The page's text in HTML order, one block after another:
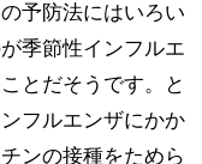
予防法にはいろい
季節性インフルエ
とだそうです。と
フルエンザにかか
ンの接種をためら